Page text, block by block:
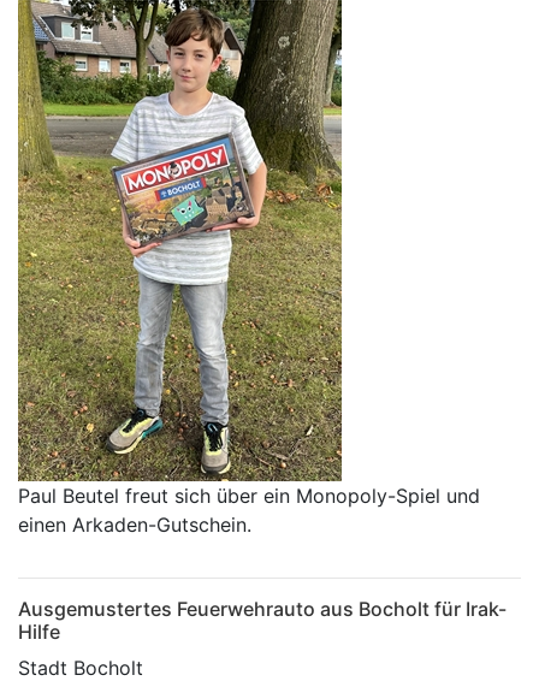
Paul Beutel freut sich über ein Monopoly-Spiel und
einen Arkaden-Gutschein.
Ausgemustertes Feuerwehrauto aus Bocholt für Irak-
Hilfe
Stadt Bocholt